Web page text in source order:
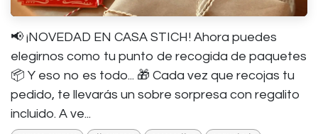
📢 ¡NOVEDAD EN CASA STICH! Ahora puedes
elegirnos como tu punto de recogida de paquetes
📦 Y eso no es todo... 🎁 Cada vez que recojas tu
pedido, te llevarás un sobre sorpresa con regalito
incluido. A ve...